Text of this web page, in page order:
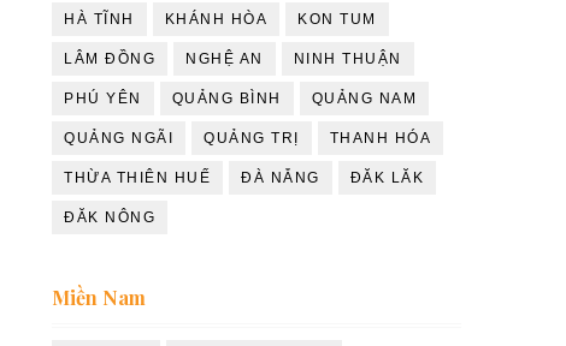
HÀ TĨNH KHÁNH HÒA KON TUM
LÂM ĐỒNG NGHỆ AN NINH THUẬN
PHÚ YÊN QUẢNG BÌNH QUẢNG NAM
QUẢNG NGÃI QUẢNG TRỊ THANH HÓA
THỪA THIÊN HUẾ ĐÀ NẴNG ĐĂK LĂK
ĐĂK NÔNG
Miền Nam